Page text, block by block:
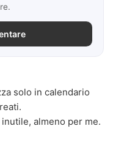
solo in calendario
almeno per me.